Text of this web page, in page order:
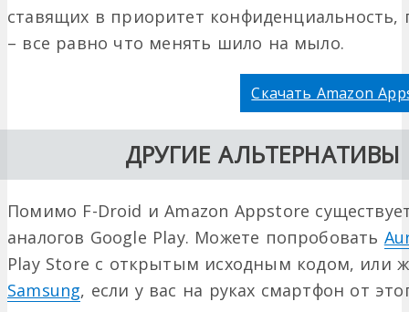
ставящих в приоритет конфиденциальность,
– все равно что менять шило на мыло.
Скачать Amazon
ДРУГИЕ АЛЬТЕРНАТИВЫ
Помимо F-Droid и Amazon Appstore
аналогов Google Play. Можете попробовать
Play Store с открытым исходным кодом, или
Samsung, если у вас на руках смартфон от